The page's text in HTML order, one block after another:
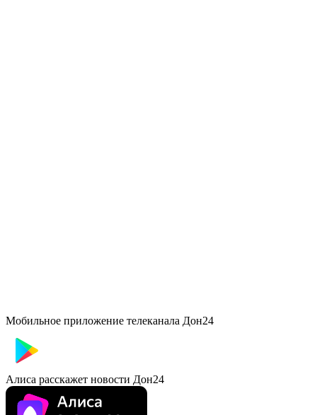
Мобильное приложение телеканала Дон24
Алиса расскажет новости Дон24